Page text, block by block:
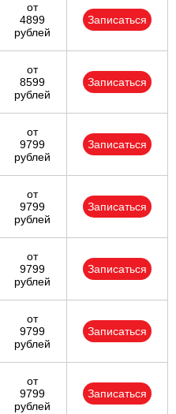
от
4899
рублей
Записаться
от
8599
рублей
Записаться
от
9799
рублей
Записаться
от
9799
рублей
Записаться
от
9799
рублей
Записаться
от
9799
рублей
Записаться
от
9799
рублей
Записаться